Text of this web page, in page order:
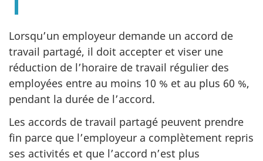
Lorsqu’un employeur demande un accord de
travail partagé, il doit accepter et viser une
réduction de l’horaire de travail régulier des
employées entre au moins 10 % et au plus 60 %,
pendant la durée de l’accord.
Les accords de travail partagé peuvent prendre
fin parce que l’employeur a complètement repris
ses activités et que l’accord n’est plus